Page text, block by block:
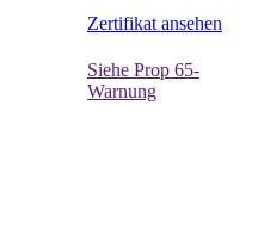
Zertifikat ansehen
Siehe Prop 65-
Warnung